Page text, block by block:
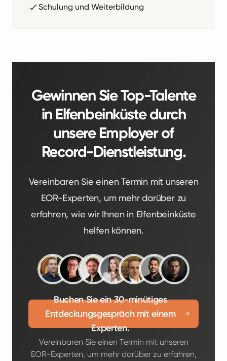
Schulung und Weiterbildung
Gewinnen Sie Top-Talente
in Elfenbeinküste durch
unsere Employer of
Record-Dienstleistung.
Vereinbaren Sie einen Termin mit unseren
EOR-Experten, um mehr darüber zu
erfahren, wie wir Ihnen in Elfenbeinküste
helfen können.
Buchen Sie ein 30-minütiges
Entdeckungsgespräch mit einem
Experten.
Vereinbaren Sie einen Termin mit unseren
EOR-Experten, um mehr darüber zu erfahren,